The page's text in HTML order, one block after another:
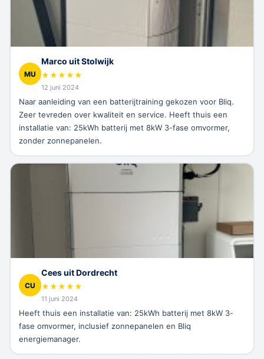
MU
Marco uit Stolwijk
★★★★★
12 juni 2024
Naar aanleiding van een batterijtraining gekozen voor Bliq.
Zeer tevreden over kwaliteit en service. Heeft thuis een
installatie van: 25kWh batterij met 8kW 3-fase omvormer,
zonder zonnepanelen.
CU
Cees uit Dordrecht
★★★★★
11 juni 2024
Heeft thuis een installatie van: 25kWh batterij met 8kW 3-
fase omvormer, inclusief zonnepanelen en Bliq
energiemanager.